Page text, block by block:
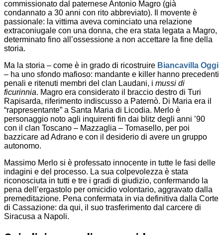
commissionato dal paternese Antonio Magro (già
condannato a 30 anni con rito abbreviato). Il movente è
passionale: la vittima aveva cominciato una relazione
extraconiugale con una donna, che era stata legata a Magro,
determinato fino all’ossessione a non accettare la fine della
storia.
Ma la storia – come è in grado di ricostruire Biancavilla Oggi
– ha uno sfondo mafioso: mandante e killer hanno precedenti
penali e ritenuti membri del clan Laudani, i mussi di
ficurinnia. Magro era considerato il braccio destro di Turi
Rapisarda, riferimento indiscusso a Paternò. Di Maria era il
“rappresentante” a Santa Maria di Licodia. Merlo è
personaggio noto agli inquirenti fin dai blitz degli anni ’90
con il clan Toscano – Mazzaglia – Tomasello, per poi
bazzicare ad Adrano e con il desiderio di avere un gruppo
autonomo.
Massimo Merlo si è professato innocente in tutte le fasi delle
indagini e del processo. La sua colpevolezza è stata
riconosciuta in tutti e tre i gradi di giudizio, confermando la
pena dell’ergastolo per omicidio volontario, aggravato dalla
premeditazione. Pena confermata in via definitiva dalla Corte
di Cassazione: da qui, il suo trasferimento dal carcere di
Siracusa a Napoli.